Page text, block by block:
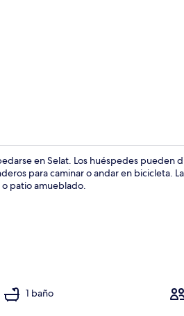
en Selat. Los huéspedes pueden
para caminar o andar en bicicleta.
patio amueblado.
1 baño